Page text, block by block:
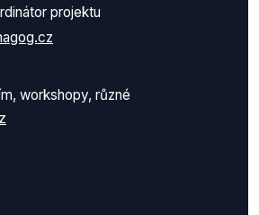
projektu
workshopy, různé